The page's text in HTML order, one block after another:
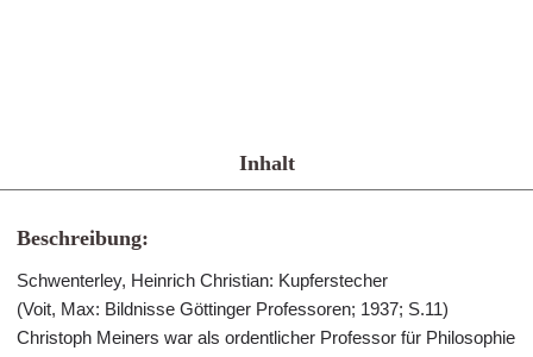
Inhalt
Beschreibung:
Schwenterley, Heinrich Christian: Kupferstecher
(Voit, Max: Bildnisse Göttinger Professoren; 1937; S.11)
Christoph Meiners war als ordentlicher Professor für Philosophie